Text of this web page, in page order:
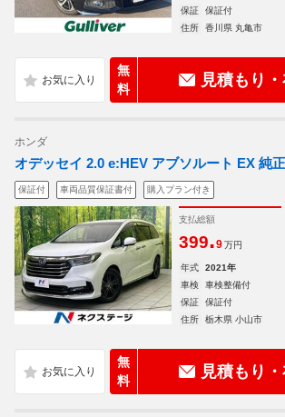
保証
保証付
住所
香川県 丸亀市
無
料
見積もり
ホンダ
オデッセイ 2.0 e:HEV アブソルート EX 純
保証付 車両品質保証書付 購入プラン付き
支払総額
399.9 万円
年式 2021年
車検
車検整備付
保証
保証付
住所
栃木県 小山市
無
料
見積もり